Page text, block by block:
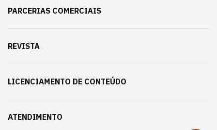
PARCERIAS COMERCIAIS
REVISTA
LICENCIAMENTO DE CONTEÚDO
ATENDIMENTO